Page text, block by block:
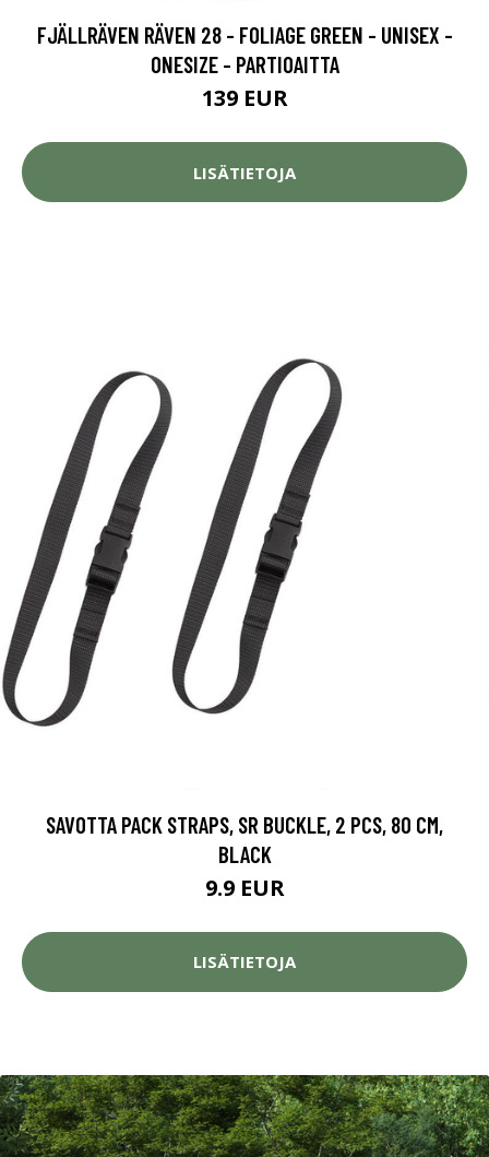
FJÄLLRÄVEN RÄVEN 28 - FOLIAGE GREEN - UNISEX -
ONESIZE - PARTIOAITTA
139 EUR
LISÄTIETOJA
SAVOTTA PACK STRAPS, SR BUCKLE, 2 PCS, 80 CM,
BLACK
9.9 EUR
LISÄTIETOJA